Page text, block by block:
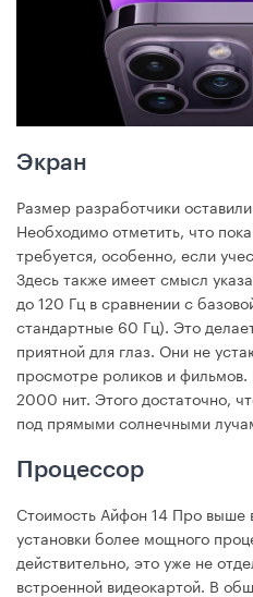
Экран
Размер разработчики
Необходимо отметить, что
требуется, особенно, если
Здесь также имеет смысл
до 120 Гц в сравнении с
стандартные 60 Гц). Это
приятной для глаз. Они не
просмотре роликов и фильмов.
2000 нит. Этого достаточно,
под прямыми солнечными
Процессор
Стоимость Айфон 14 Про выше
установки более мощного
действительно, это уже не
встроенной видеокартой. В